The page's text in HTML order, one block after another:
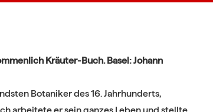
Kräuter-Buch. Basel: Johann
Botaniker des 16. Jahrhunderts,
arbeitete er sein ganzes Leben und stellte